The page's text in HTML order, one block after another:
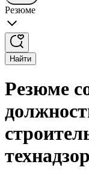
Резюме
Найти
Резюме